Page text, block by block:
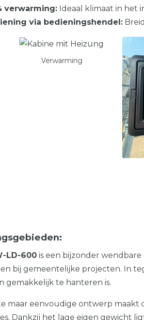
verwarming: Ideaal klimaat in het
via bedieningshendel:
Verwarming
LD-600 is een bijzonder
bij gemeentelijke projecten. In
gemakkelijk te hanteren is.
maar eenvoudige ontwerp maakt
Dankzij het lage eigen gewicht